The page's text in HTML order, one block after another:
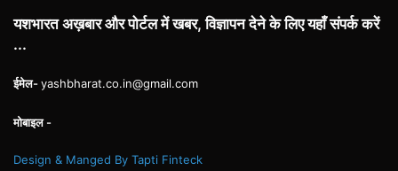
यशभारत अख़बार और पोर्टल में खबर, विज्ञापन देने के लिए यहाँ संपर्क करें
...
ईमेल-yashbharat.co.in@gmail.com
मोबाइल -
Design & Manged By Tapti Finteck